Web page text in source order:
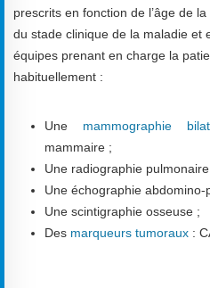
prescrits en fonction de l’âge de
du stade clinique de la maladie et
équipes prenant en charge la
habituellement :
Une mammographie
mammaire ;
Une radiographie
Une échographie abdomino-
Une scintigraphie osseuse ;
Des marqueurs tumoraux :